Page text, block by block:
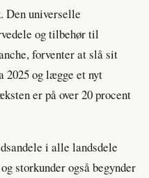
Den universelle
og tilbehør til
forventer at slå sit
2025 og lægge et nyt
er på over 20 procent
i alle landsdele
storkunder også begynder